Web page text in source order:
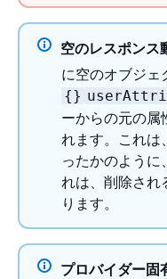
空のレスポンス
に空のオブジェ
{}
ーからの元の属
れます。これは
ったかのように
れは、削除され
ります。
プロバイダー固